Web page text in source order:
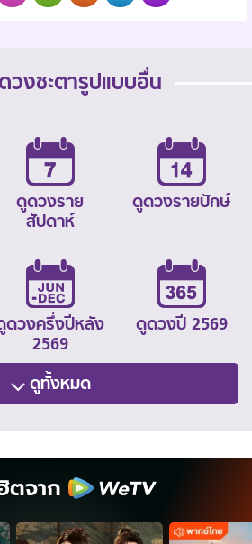
วงชะตารูปแบบอื่น
ดูดวงราย
สัปดาห์
ดูดวงรายปักษ์
ดวงครึ่งปีหลัง
2569
ดูดวงปี 2569
ดูทั้งหมด
ตจาก